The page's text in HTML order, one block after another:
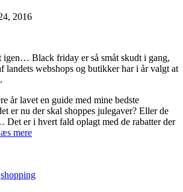
2016
igen… Black friday er så småt skudt i gang,
landets webshops og butikker har i år valgt at
år lavet en guide med mine bedste
er nu der skal shoppes julegaver? Eller de
Det er i hvert fald oplagt med de rabatter der
mere
shopping